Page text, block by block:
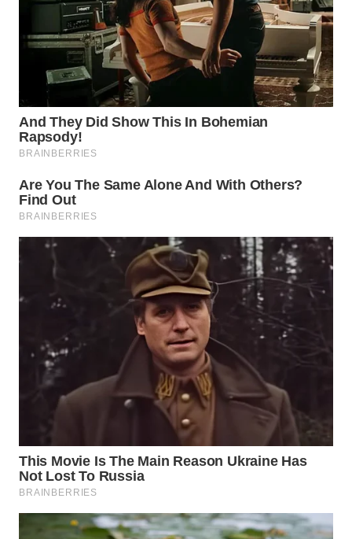
KARO
WN
SIMALUNGUN
WN
LABUHANBATU
TAPANULI
TENGAH
WN DELI
SERDANG
WN
WN
PAKPAK
KARAWANG
WN